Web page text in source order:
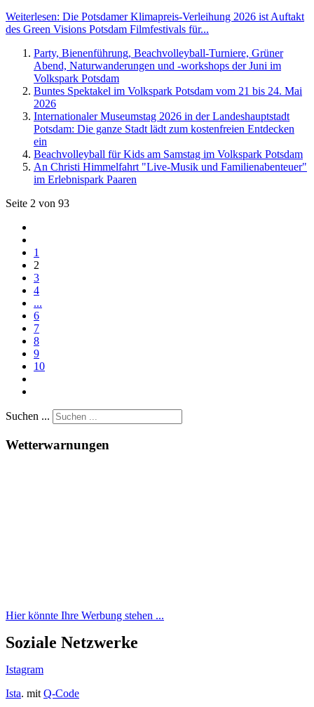
Weiterlesen: Die Potsdamer Klimapreis-Verleihung 2026 ist Auftakt
des Green Visions Potsdam Filmfestivals für...
Party, Bienenführung, Beachvolleyball-Turniere, Grüner
Abend, Naturwanderungen und -workshops der Juni im
Volkspark Potsdam
Buntes Spektakel im Volkspark Potsdam vom 21 bis 24. Mai
2026
Internationaler Museumstag 2026 in der Landeshauptstadt
Potsdam: Die ganze Stadt lädt zum kostenfreien Entdecken
ein
Beachvolleyball für Kids am Samstag im Volkspark Potsdam
An Christi Himmelfahrt "Live-Musik und Familienabenteuer"
im Erlebnispark Paaren
Seite 2 von 93
1
2
3
4
...
6
7
8
9
10
Suchen ...
Wetterwarnungen
Hier könnte Ihre Werbung stehen ...
Soziale Netzwerke
Istagram
Ista. mit Q-Code